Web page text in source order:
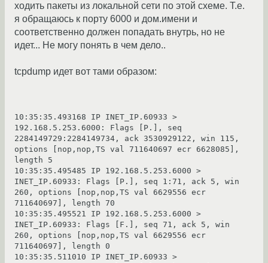
ходить пакеты из локальной сети по этой схеме. Т.е.
я обращаюсь к порту 6000 и дом.имени и
соответственно должен попадать внутрь, но не
идет... Не могу понять в чем дело..
tcpdump идет вот тами образом:
10:35:35.493168 IP INET_IP.60933 >
192.168.5.253.6000: Flags [P.], seq
2284149729:2284149734, ack 3530929122, win 115,
options [nop,nop,TS val 711640697 ecr 6628085],
length 5
10:35:35.495485 IP 192.168.5.253.6000 >
INET_IP.60933: Flags [P.], seq 1:71, ack 5, win
260, options [nop,nop,TS val 6629556 ecr
10:35:35.495521 IP 192.168.5.253.6000 >
INET_IP.60933: Flags [F.], seq 71, ack 5, win
260, options [nop,nop,TS val 6629556 ecr
10:35:35.511010 IP INET_IP.60933 >